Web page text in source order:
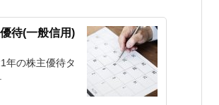
待(一般信用)
年の株主優待タ